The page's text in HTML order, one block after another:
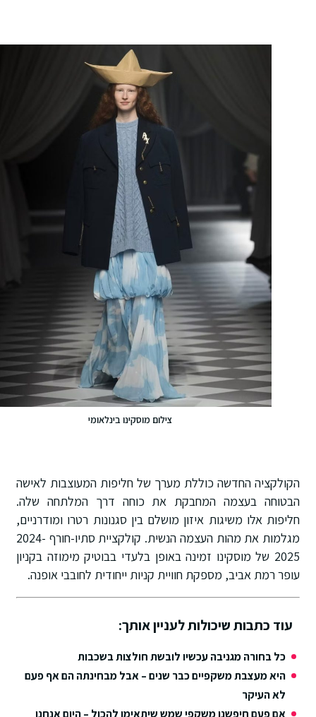
צילום מוסקינו בינלאומי
הקולקציה החדשה כוללת מערך של חליפות המעוצבות לאישה
הבטוחה בעצמה המחבקת את כוחה דרך המלתחה שלה.
חליפות אלו משיגות איזון מושלם בין סגנונות רטרו ומודרניים,
מגלמות את מהות העצמה הנשית. קולקציית סתיו-חורף 2024-
2025 של מוסקינו זמינה באופן בלעדי בבוטיק מימוזה בקניון
עופר רמת אביב, מספקת חוויית קניות ייחודית לחובבי אופנה.
עוד כתבות שיכולות לעניין אותך:
כל בחורה מגניבה עכשיו לובשת חולצות בשכבות
היא מעצבת משקפיים כבר שנים – אבל מבחינתה הם אף פעם
לא העיקר
אם פעם חיפשנו משקפי שמש שיתאימו להכול – היום אנחנו